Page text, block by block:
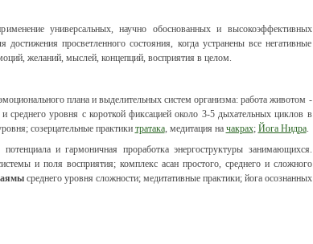
универсальных, научно обоснованных и высокоэффективных
просветленного состояния, когда устранены все негативные
желаний, мыслей, концепций, восприятия в целом.
плана и выделительных систем организма: работа животом -
и среднего уровня с короткой фиксацией около 3-5 дыхательных циклов в
созерцательные практики тратака, медитация на чакрах; Йога Нидра.
и гармоничная проработка энергоструктуры занимающихся.
и поля восприятия; комплекс асан простого, среднего и сложного
среднего уровня сложности; медитативные практики; йога осознанных